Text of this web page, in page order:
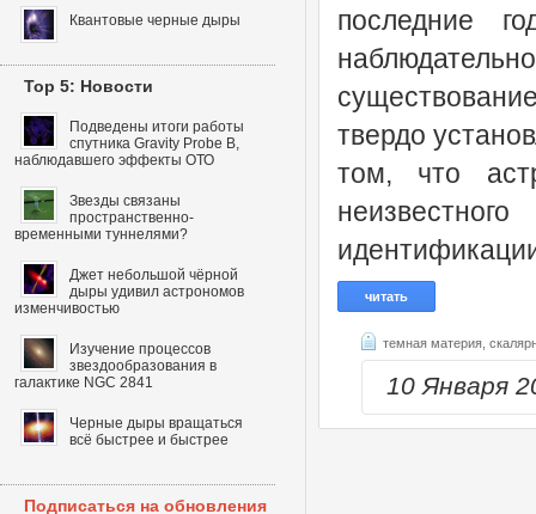
последние
твердо
том, что
читать
темная материя,
10 Января
Квантовые черные дыры
Top 5: Новости
Подведены итоги работы
спутника Gravity Probe B,
наблюдавшего эффекты ОТО
Звезды связаны
пространственно-
временными туннелями?
Джет небольшой чёрной
дыры удивил астрономов
изменчивостью
Изучение процессов
звездообразования в
галактике NGC 2841
Черные дыры вращаться
всё быстрее и быстрее
Подписаться на обновления